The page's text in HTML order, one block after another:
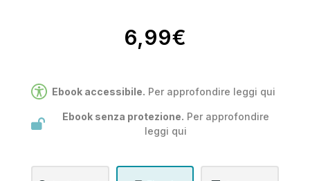
6,99€
Ebook senza protezione. Per approfondire
leggi qui
Ebook accessibile. Per approfondire leggi qui